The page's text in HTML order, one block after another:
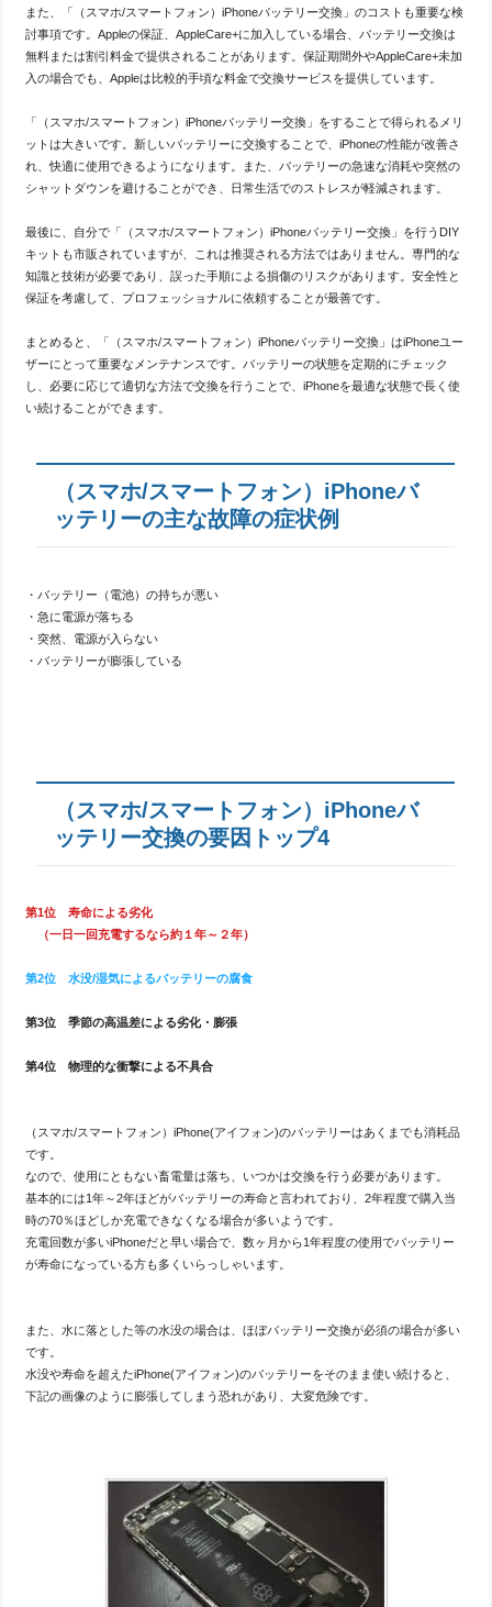
また、「（スマホ/スマートフォン）iPhoneバッテリー交換」のコストも重要な検
討事項です。Appleの保証、AppleCare+に加入している場合、バッテリー交換は
無料または割引料金で提供されることがあります。保証期間外やAppleCare+未加
入の場合でも、Appleは比較的手頃な料金で交換サービスを提供しています。
「（スマホ/スマートフォン）iPhoneバッテリー交換」をすることで得られるメリ
ットは大きいです。新しいバッテリーに交換することで、iPhoneの性能が改善さ
れ、快適に使用できるようになります。また、バッテリーの急速な消耗や突然の
シャットダウンを避けることができ、日常生活でのストレスが軽減されます。
最後に、自分で「（スマホ/スマートフォン）iPhoneバッテリー交換」を行うDIY
キットも市販されていますが、これは推奨される方法ではありません。専門的な
知識と技術が必要であり、誤った手順による損傷のリスクがあります。安全性と
保証を考慮して、プロフェッショナルに依頼することが最善です。
まとめると、「（スマホ/スマートフォン）iPhoneバッテリー交換」はiPhoneユー
ザーにとって重要なメンテナンスです。バッテリーの状態を定期的にチェック
し、必要に応じて適切な方法で交換を行うことで、iPhoneを最適な状態で長く使
い続けることができます。
（スマホ/スマートフォン）iPhoneバ
ッテリーの主な故障の症状例
・バッテリー（電池）の持ちが悪い
・急に電源が落ちる
・突然、電源が入らない
・バッテリーが膨張している
（スマホ/スマートフォン）iPhoneバ
ッテリー交換の要因トップ4
第1位 寿命による劣化
（一日一回充電するなら約１年～２年）
第2位 水没/湿気によるバッテリーの腐食
第3位 季節の高温差による劣化・膨張
第4位 物理的な衝撃による不具合
（スマホ/スマートフォン）iPhone(アイフォン)のバッテリーはあくまでも消耗品
です。
なので、使用にともない畜電量は落ち、いつかは交換を行う必要があります。
基本的には1年～2年ほどがバッテリーの寿命と言われており、2年程度で購入当
時の70％ほどしか充電できなくなる場合が多いようです。
充電回数が多いiPhoneだと早い場合で、数ヶ月から1年程度の使用でバッテリー
が寿命になっている方も多くいらっしゃいます。
また、水に落とした等の水没の場合は、ほぼバッテリー交換が必須の場合が多い
です。
水没や寿命を超えたiPhone(アイフォン)のバッテリーをそのまま使い続けると、
下記の画像のように膨張してしまう恐れがあり、大変危険です。